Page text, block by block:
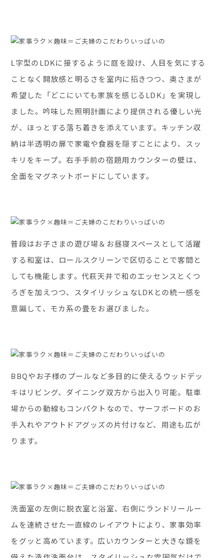
L字型のLDKに接するように庭を設け、人目を気にする
ことなく開放感と明るさを室内に招きつつ、奥さまが
希望した「どこにいても家族を感じるLDK」を実現し
ました。吟味した照明計画により提供される優しい光
が、ほっとする落ち着きを添えています。キッチン収
納は半透明の扉で家電や食器を隠すことにより、スッ
キリをキープ。右手手前の宿題用カウンターの壁は、
全面をマグネットボードにしています。
普段はお子さまの遊び場＆お昼寝スペースとして活躍
する和室は、ロールスクリーンで区切ることで客間と
しても機能します。代萩天井で和のエッセンスとくつ
ろぎを加えつつ、スタイリッシュなLDKとの統一感を
意識して、モカ系の畳をお選びました。
BBQやお子様のプールなど多目的に使えるウッドデッ
キはリビング、ダイニング双方から出入り可能。駐車
場からの動線もコンパクトなので、サーフボードのお
手入れやアウトドアグッズの片付けなど、用途も広が
ります。
洗面室の左側に脱衣室と浴室、右側にランドリールー
ムを連続させた一直線のレイアウトにより、家事効率
をグッと高めています。広いカウンターと大きな鏡を